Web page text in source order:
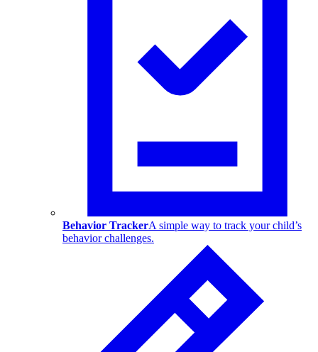
Behavior TrackerA simple way to track your child’s
behavior challenges.